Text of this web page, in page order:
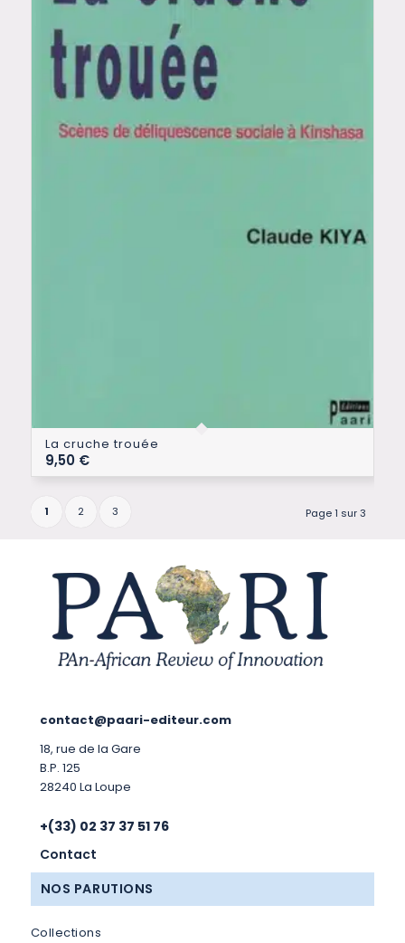
La cruche trouée
9,50 €
Page 1 sur 3
1 2 3
contact@paari-editeur.com
18, rue de la Gare
B.P. 125
28240 La Loupe
+(33) 02 37 37 51 76
Contact
NOS PARUTIONS
Collections